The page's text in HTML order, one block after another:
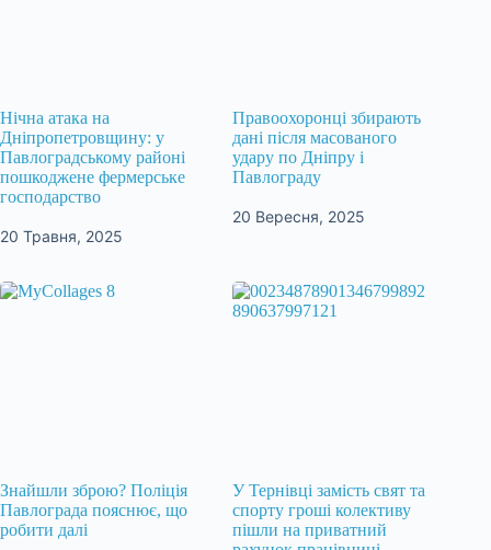
Нічна атака на
Дніпропетровщину: у
Павлоградському районі
пошкоджене фермерське
господарство
20 Травня, 2025
Правоохоронці збирають
дані після масованого
удару по Дніпру і
Павлограду
20 Вересня, 2025
Знайшли зброю? Поліція
Павлограда пояснює, що
робити далі
У Тернівці замість свят та
спорту гроші колективу
пішли на приватний